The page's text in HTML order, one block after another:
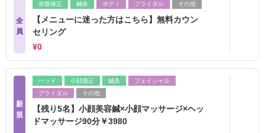
全
員
骨盤矯正 鍼灸 ボディ ブライダル その他
【メニューに迷った方はこちら】無料カウン
セリング
¥0
新
規
ヘッド 小顔矯正 鍼灸
フェイシャル
ブライダル
その他
【残り5名】小顔美容鍼×小顔マッサージ×ヘッ
ドマッサージ90分￥3980